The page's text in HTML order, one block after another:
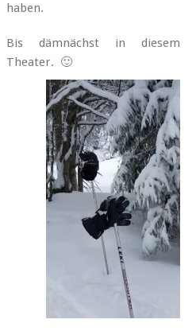
haben.
Bis dämnächst in diesem
Theater. 🙂